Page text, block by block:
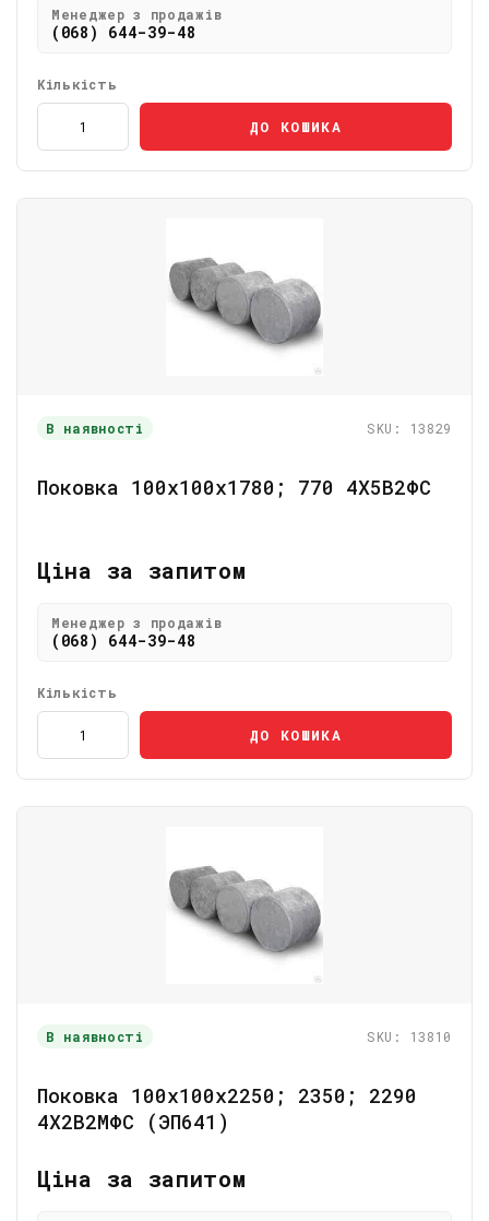
Менеджер з продажів
(068) 644-39-48
Кількість
ДО КОШИКА
В наявності SKU: 13829
Поковка 100х100х1780; 770 4Х5В2ФС
Ціна за запитом
Менеджер з продажів
(068) 644-39-48
Кількість
ДО КОШИКА
В наявності SKU: 13810
Поковка 100х100х2250; 2350; 2290
4Х2В2МФС (ЭП641)
Ціна за запитом